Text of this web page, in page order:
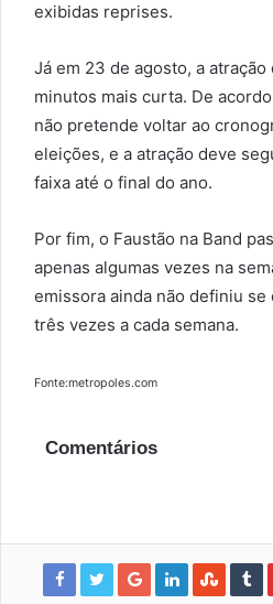
exibidas reprises.
Já em 23 de agosto, a
minutos mais curta. De
não pretende voltar ao
eleições, e a atração deve
faixa até o final do ano.
Por fim, o Faustão na Band
apenas algumas vezes na
emissora ainda não definiu se
três vezes a cada semana.
Fonte:metropoles.com
Comentários